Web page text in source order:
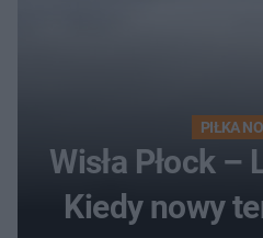
PIŁKA
Wisła Płock –
Kiedy nowy